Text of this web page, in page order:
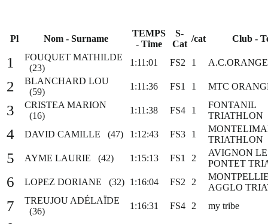
Pl Nom - Surname
TEMPS
- Time
S-
Cat
/cat Club -
1
FOUQUET MATHILDE
(23)
1:11:01 FS2 1 A.C.ORANGE
2
BLANCHARD LOU
(59)
1:11:36 FS1 1 MTC
3
CRISTEA MARION
(16)
1:11:38 FS4 1
FONTANIL
TRIATHLON
4 DAVID CAMILLE (47) 1:12:43 FS3 1
TRIATHLON
5 AYME LAURIE (42) 1:15:13 FS1 2
AVIGNON LE
PONTET
6 LOPEZ DORIANE (32) 1:16:04 FS2 2
AGGLO
7
TREUJOU ADÉLAÏDE
(36)
1:16:31 FS4 2 my tribe